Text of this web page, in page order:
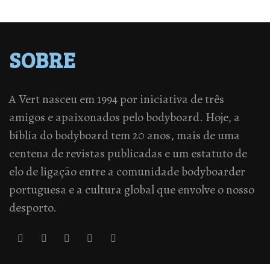
SOBRE
A Vert nasceu em 1994 por iniciativa de três
amigos e apaixonados pelo bodyboard. Hoje, a
bíblia do bodyboard tem 20 anos, mais de uma
centena de revistas publicadas e um estatuto de
elo de ligação entre a comunidade bodyboarder
portuguesa e a cultura global que envolve o nosso
desporto.